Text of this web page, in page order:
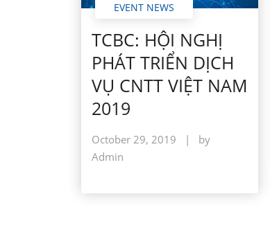
EVENT NEWS
TCBC: HỘI NGHỊ
PHÁT TRIỂN DỊCH
VỤ CNTT VIỆT NAM
2019
October 29, 2019 |
by
Admin